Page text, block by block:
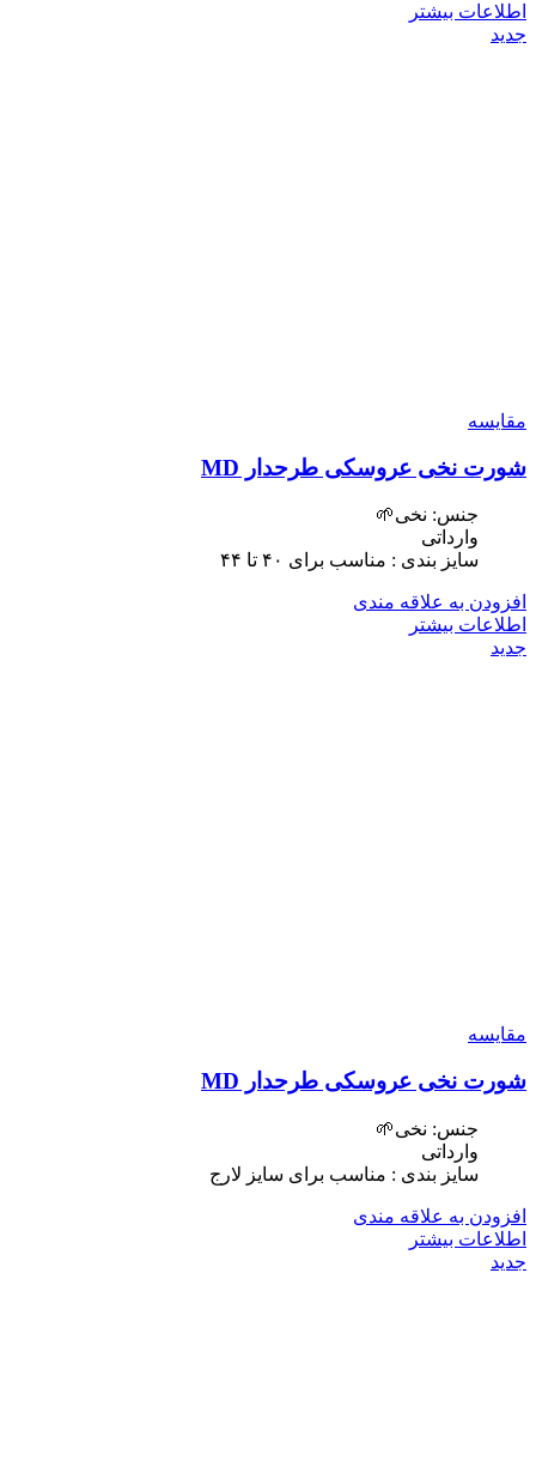
اطلاعات بیشتر
جدید
مقایسه
شورت نخی عروسکی طرحدار MD
جنس: نخی🌱
وارداتی
سایز بندی : مناسب برای ۴٠ تا ۴۴
افزودن به علاقه مندی
اطلاعات بیشتر
جدید
مقایسه
شورت نخی عروسکی طرحدار MD
جنس: نخی🌱
وارداتی
سایز بندی : مناسب برای سایز لارج
افزودن به علاقه مندی
اطلاعات بیشتر
جدید